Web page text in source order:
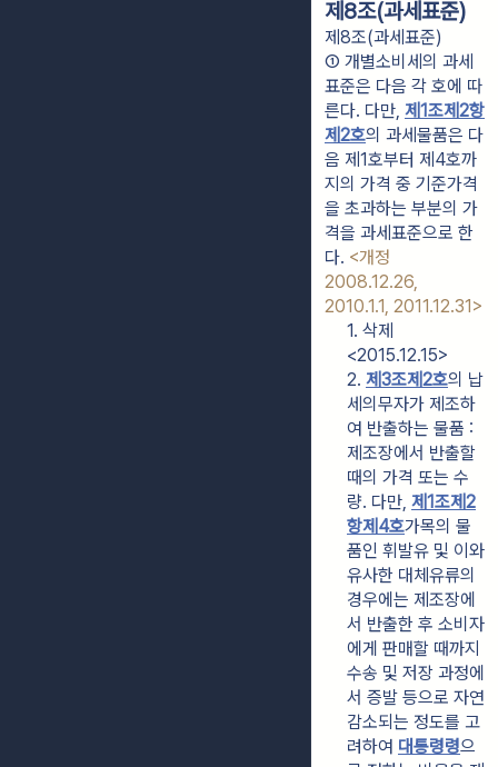
제8조(과세표준)
제8조(과세표준)
① 개별소비세의 과세
표준은 다음 각 호에 따
른다. 다만, 제1조제2항
제2호의 과세물품은 다
음 제1호부터 제4호까
지의 가격 중 기준가격
을 초과하는 부분의 가
격을 과세표준으로 한
다. <개정
2008.12.26,
2010.1.1, 2011.12.31>
1. 삭제
<2015.12.15>
2. 제3조제2호의 납
세의무자가 제조하
여 반출하는 물품 :
제조장에서 반출할
때의 가격 또는 수
량. 다만, 제1조제2
항제4호가목의 물
품인 휘발유 및 이와
유사한 대체유류의
경우에는 제조장에
서 반출한 후 소비자
에게 판매할 때까지
수송 및 저장 과정에
서 증발 등으로 자연
감소되는 정도를 고
려하여 대통령령으